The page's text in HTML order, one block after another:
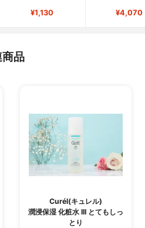
¥1,130 ¥4,070
品
Curél(キュレル)
潤浸保湿 化粧水 III とてもしっ
とり